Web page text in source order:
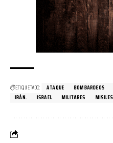
ETIQUETADO: ATAQUE BOMBARDEOS
IRÁN.
ISRAEL MILITARES MISILES